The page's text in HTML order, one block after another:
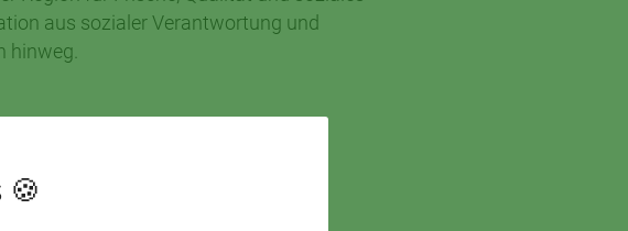
aus sozialer Verantwortung und
hinweg.